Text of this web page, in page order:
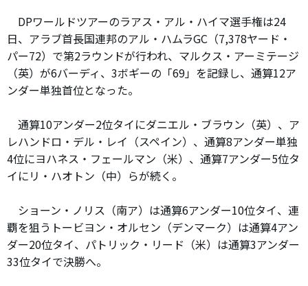
DPワールドツアーのラアス・アル・ハイマ選手権は24
日、アラブ首長国連邦のアル・ハムラGC（7,378ヤード・
パー72）で第2ラウンドが行われ、マルクス・アーミテージ
（英）が6バーディ、3ボギーの「69」を記録し、通算12ア
ンダー単独首位となった。
通算10アンダー2位タイにダニエル・ブラウン（英）、ア
レハンドロ・デル・レイ（スペイン）、通算8アンダー単独
4位にヨハネス・フェールマン（米）、通算7アンダー5位タ
イにリ・ハオトン（中）らが続く。
ショーン・ノリス（南ア）は通算6アンダー10位タイ、連
覇を狙うトービヨン・オルセン（デンマーク）は通算4アン
ダー20位タイ、パトリック・リード（米）は通算3アンダー
33位タイで決勝へ。